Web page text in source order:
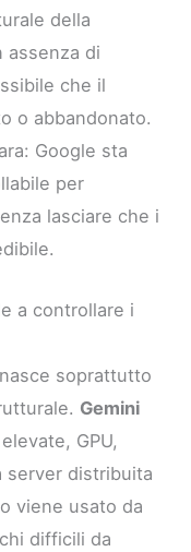
della
assenza di
che il
o abbandonato.
Google sta
per
lasciare che i
a controllare i
soprattutto
Gemini
GPU,
server distribuita
viene usato da
difficili da